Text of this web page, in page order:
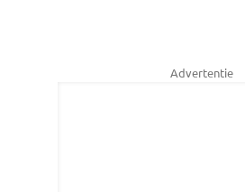
Advertentie